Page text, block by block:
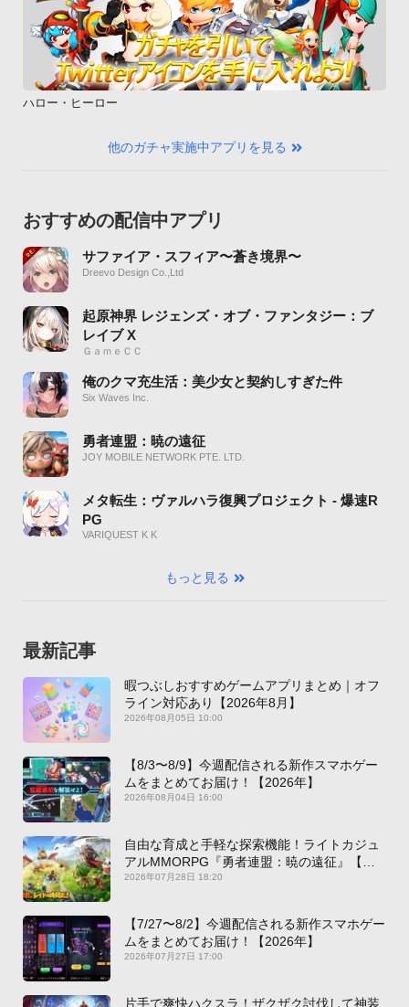
ハロー・ヒーロー
他のガチャ実施中アプリを見る
おすすめの配信中アプリ
サファイア・スフィア〜蒼き境界〜
Dreevo Design Co.,Ltd
起原神界 レジェンズ・オブ・ファンタジー：ブ
レイブ X
ＧａｍｅＣＣ
俺のクマ充生活：美少女と契約しすぎた件
Six Waves Inc.
勇者連盟：暁の遠征
JOY MOBILE NETWORK PTE. LTD.
メタ転生：ヴァルハラ復興プロジェクト - 爆速R
PG
VARIQUEST K K
もっと見る
最新記事
暇つぶしおすすめゲームアプリまとめ｜オフ
ライン対応あり【2026年8月】
2026年08月05日 10:00
【8/3〜8/9】今週配信される新作スマホゲー
ムをまとめてお届け！【2026年】
2026年08月04日 16:00
自由な育成と手軽な探索機能！ライトカジュ
アルMMORPG『勇者連盟：暁の遠征』【最
新作PICKUP】
2026年07月28日 18:20
【7/27〜8/2】今週配信される新作スマホゲー
ムをまとめてお届け！【2026年】
2026年07月27日 17:00
片手で爽快ハクスラ！ザクザク討伐して神装